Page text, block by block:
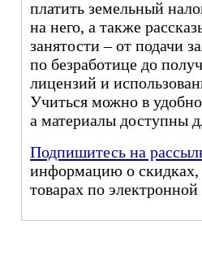
платить земельный
на него, а также
занятости – от подачи
по безработице до
лицензий и
Учиться можно в
а материалы доступны
Подпишитесь на
информацию о скидках,
товарах по электронной